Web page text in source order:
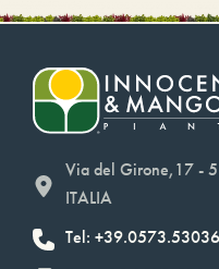
Via del Girone,17 -
ITALIA
Tel: